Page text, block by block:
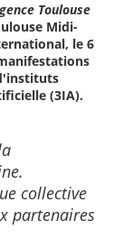
Toulouse
Midi-
le 6
(3IA).
collective
partenaires